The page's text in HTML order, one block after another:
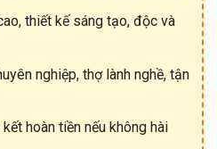
thiết kế sáng tạo, độc và
nghiệp, thợ lành nghề, tận
hoàn tiền nếu không hài